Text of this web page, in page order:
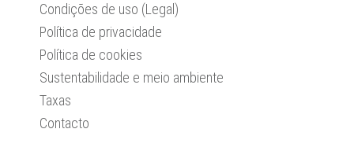
Condições de uso (Legal)
Política de privacidade
Política de cookies
Sustentabilidade e meio ambiente
Taxas
Contacto